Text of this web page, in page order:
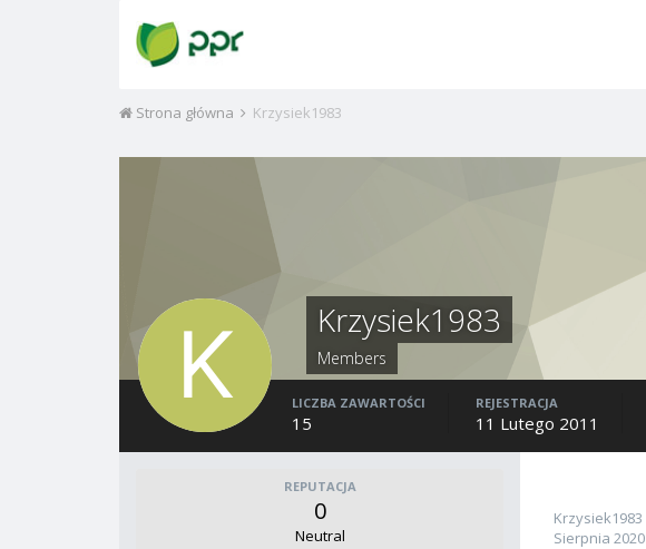
Strona główna Krzysiek1983
Krzysiek1983
Members
LICZBA ZAWARTOŚCI
15
REJESTRACJA
11 Lutego 2011
REPUTACJA
0
Neutral
Krzysiek1983
Sierpnia 2020